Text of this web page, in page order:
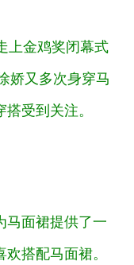
上金鸡奖闭幕式
娇又多次身穿马
受到关注。
马面裙提供了一
搭配马面裙。